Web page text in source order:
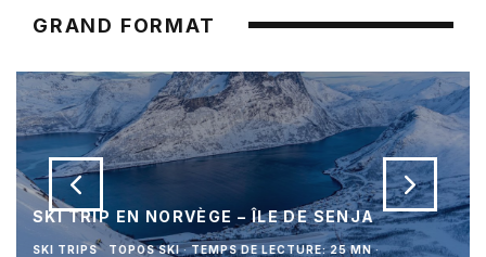
GRAND FORMAT
SKI TRIP EN NORVÈGE – ÎLE DE SENJA
SKI TRIPS TOPOS SKI · TEMPS DE LECTURE: 25 MN ·